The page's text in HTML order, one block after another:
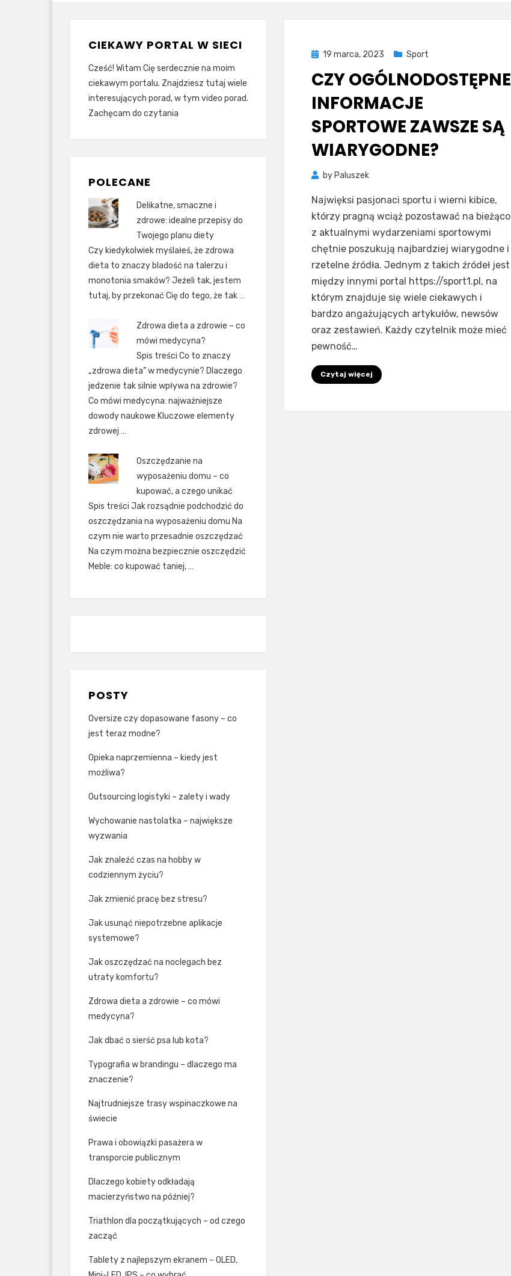
Posted
19 marca, 2023 Sport
CZY OGÓLNODOSTĘPNE
INFORMACJE
SPORTOWE ZAWSZE SĄ
WIARYGODNE?
by Paluszek
Najwięksi pasjonaci sportu i wierni kibice,
którzy pragną wciąż pozostawać na bieżąco
z aktualnymi wydarzeniami sportowymi
chętnie poszukują najbardziej wiarygodne i
rzetelne źródła. Jednym z takich źródeł jest
między innymi portal https://sport1.pl, na
którym znajduje się wiele ciekawych i
bardzo angażujących artykułów, newsów
oraz zestawień. Każdy czytelnik może mieć
pewność…
Czytaj więcej
CIEKAWY PORTAL W SIECI
Cześć! Witam Cię serdecznie na moim
ciekawym portalu. Znajdziesz tutaj wiele
interesujących porad, w tym video porad.
Zachęcam do czytania
POLECANE
Delikatne, smaczne i
zdrowe: idealne przepisy do
Twojego planu diety
Czy kiedykolwiek myślałeś, że zdrowa
dieta to znaczy bladość na talerzu i
monotonia smaków? Jeżeli tak, jestem
tutaj, by przekonać Cię do tego, że tak …
Zdrowa dieta a zdrowie – co
mówi medycyna?
Spis treści Co to znaczy
„zdrowa dieta” w medycynie? Dlaczego
jedzenie tak silnie wpływa na zdrowie?
Co mówi medycyna: najważniejsze
dowody naukowe Kluczowe elementy
zdrowej …
Oszczędzanie na
wyposażeniu domu – co
kupować, a czego unikać
Spis treści Jak rozsądnie podchodzić do
oszczędzania na wyposażeniu domu Na
czym nie warto przesadnie oszczędzać
Na czym można bezpiecznie oszczędzić
Meble: co kupować taniej, …
POSTY
Oversize czy dopasowane fasony – co
jest teraz modne?
Opieka naprzemienna – kiedy jest
możliwa?
Outsourcing logistyki – zalety i wady
Wychowanie nastolatka – największe
wyzwania
Jak znaleźć czas na hobby w
codziennym życiu?
Jak zmienić pracę bez stresu?
Jak usunąć niepotrzebne aplikacje
systemowe?
Jak oszczędzać na noclegach bez
utraty komfortu?
Zdrowa dieta a zdrowie – co mówi
medycyna?
Jak dbać o sierść psa lub kota?
Typografia w brandingu – dlaczego ma
znaczenie?
Najtrudniejsze trasy wspinaczkowe na
świecie
Prawa i obowiązki pasażera w
transporcie publicznym
Dlaczego kobiety odkładają
macierzyństwo na później?
Triathlon dla początkujących – od czego
zacząć
Tablety z najlepszym ekranem – OLED,